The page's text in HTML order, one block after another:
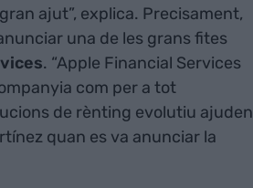
ajut”, explica. Precisament,
una de les grans fites
. “Apple Financial Services
com per a tot
de rènting evolutiu ajuden
quan es va anunciar la